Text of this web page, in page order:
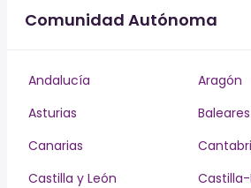
Comunidad Autónoma
Andalucía
Aragón
Asturias
Baleares
Canarias
Castilla y León